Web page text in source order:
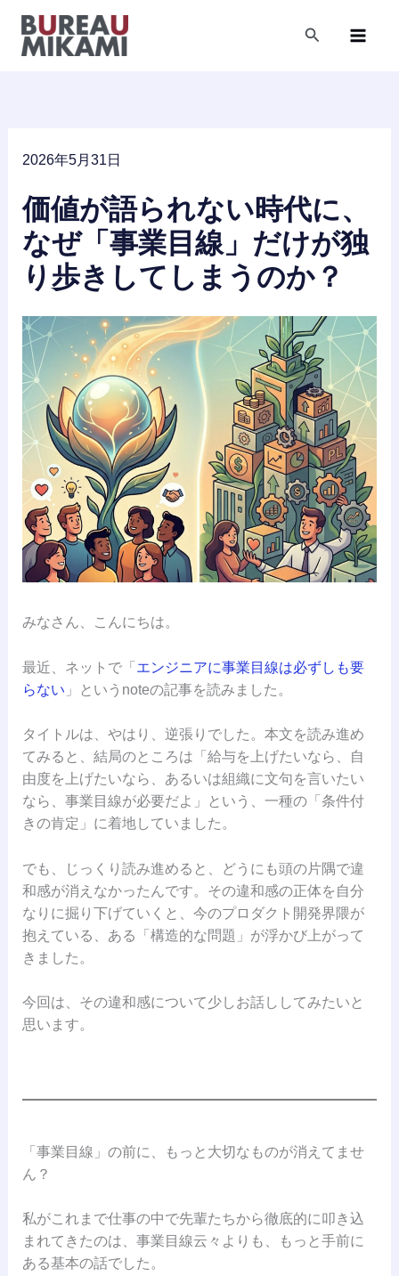
検
2026年5月31日
価値が語られない時代に、
なぜ「事業目線」だけが独
り歩きしてしまうのか？
みなさん、こんにちは。
最近、ネットで「 エンジニアに事業目線は必ずしも要
らない 」というnoteの記事を読みました。
タイトルは、やはり、逆張りでした。本文を読み進め
てみると、結局のところは「給与を上げたいなら、自
由度を上げたいなら、あるいは組織に文句を言いたい
なら、事業目線が必要だよ」という、一種の「条件付
きの肯定」に着地していました。
でも、じっくり読み進めると、どうにも頭の片隅で違
和感が消えなかったんです。その違和感の正体を自分
なりに掘り下げていくと、今のプロダクト開発界隈が
抱えている、ある「構造的な問題」が浮かび上がって
きました。
今回は、その違和感について少しお話ししてみたいと
思います。
「事業目線」の前に、もっと大切なものが消えてませ
ん？
私がこれまで仕事の中で先輩たちから徹底的に叩き込
まれてきたのは、事業目線云々よりも、もっと手前に
ある基本の話でした。